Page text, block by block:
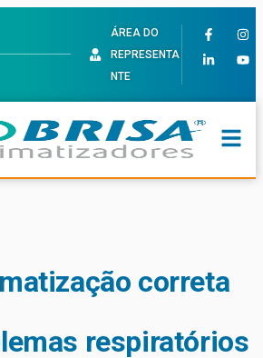
ÁREA DO
REPRESENTA
NTE
correta
respiratórios